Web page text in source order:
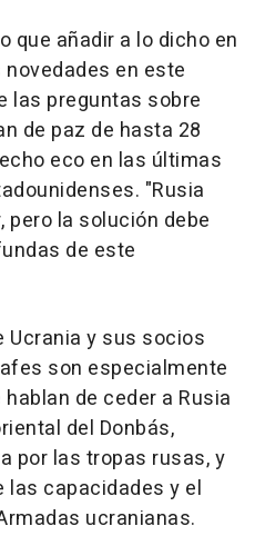
que añadir a lo dicho en
en este
las preguntas sobre
de paz de hasta 28
eco en las últimas
"Rusia
pero la solución debe
de este
Ucrania y sus socios
son especialmente
de ceder a Rusia
del Donbás,
por las tropas rusas, y
capacidades y el
ucranianas.